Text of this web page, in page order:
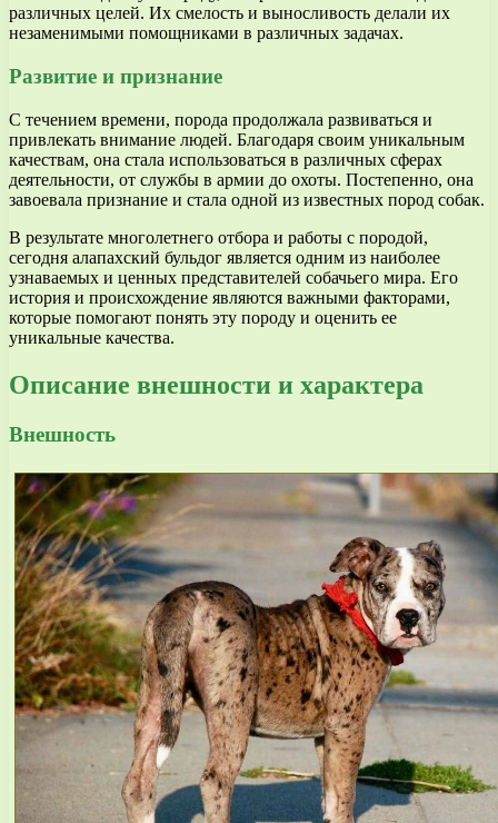
различных целей. Их смелость и выносливость делали их
незаменимыми помощниками в различных задачах.
Развитие и признание
С течением времени, порода продолжала развиваться и
привлекать внимание людей. Благодаря своим уникальным
качествам, она стала использоваться в различных сферах
деятельности, от службы в армии до охоты. Постепенно, она
завоевала признание и стала одной из известных пород собак.
В результате многолетнего отбора и работы с породой,
сегодня алапахский бульдог является одним из наиболее
узнаваемых и ценных представителей собачьего мира. Его
история и происхождение являются важными факторами,
которые помогают понять эту породу и оценить ее
уникальные качества.
Описание внешности и характера
Внешность